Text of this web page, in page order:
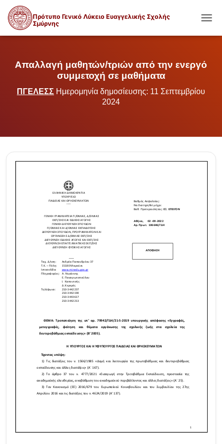
Πρότυπο Γενικό Λύκειο Ευαγγελικής Σχολής
Σμύρνης
Απαλλαγή μαθητών/τριών από την ενεργό
συμμετοχή σε μαθήματα
ΠΓΕΛΕΣΣ Ημερομηνία δημοσίευσης: 11 Σεπτεμβρίου
2024